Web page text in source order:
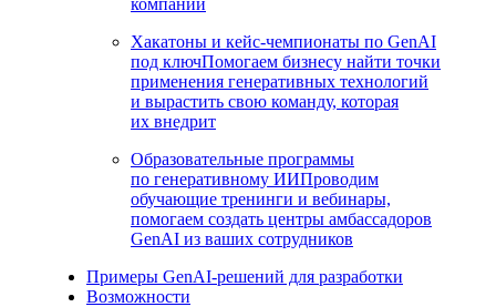
компании
Хакатоны и кейс-чемпионаты по GenAI
под ключПомогаем бизнесу найти точки
применения генеративных технологий
и вырастить свою команду, которая
их внедрит
Образовательные программы
по генеративному ИИПроводим
обучающие тренинги и вебинары,
помогаем создать центры амбассадоров
GenAI из ваших сотрудников
Примеры GenAI-решений для разработки
Возможности